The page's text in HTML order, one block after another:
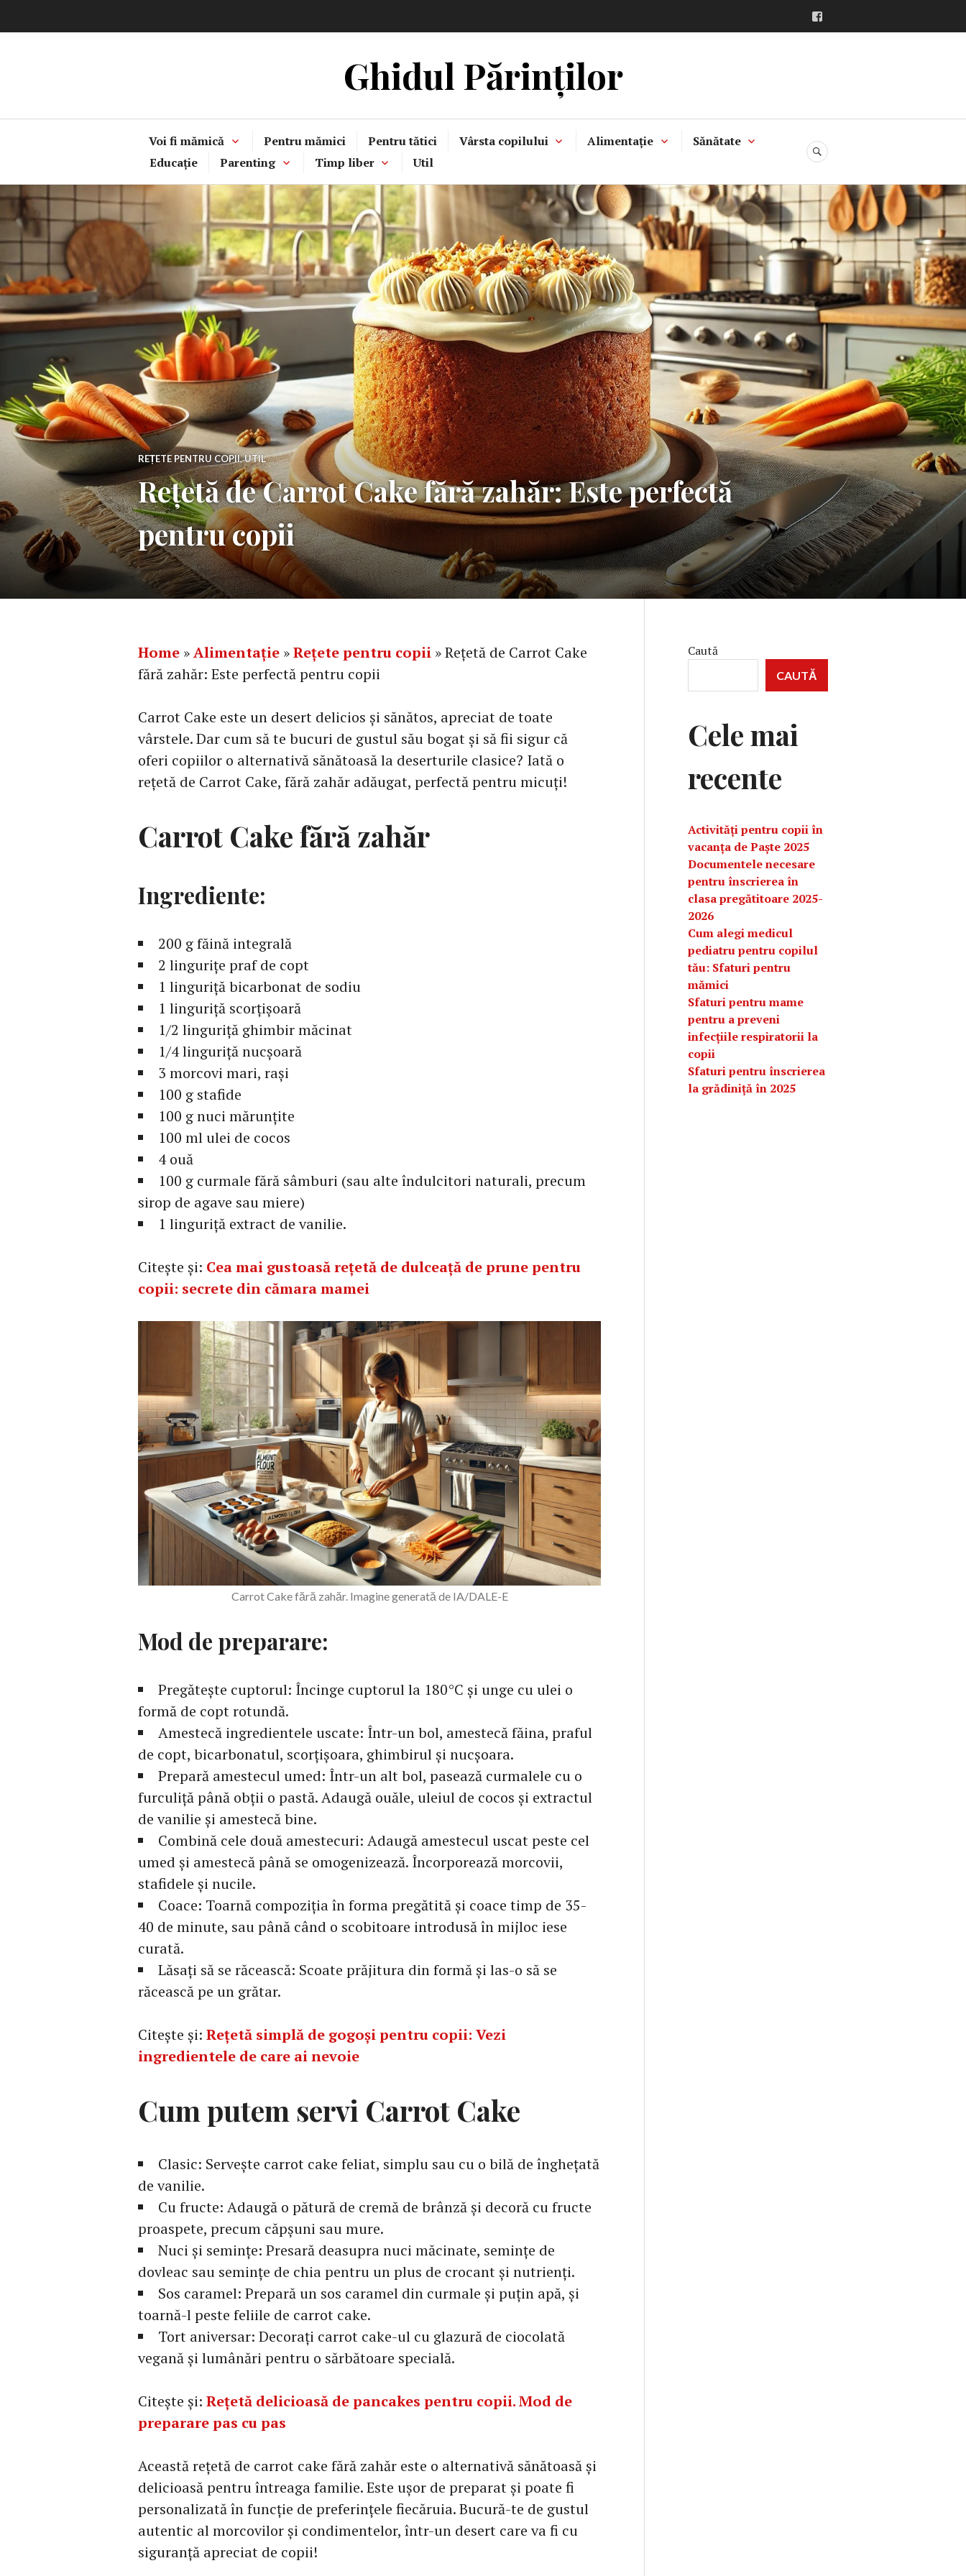
la
Ghidul Părinților
Voi fi mămică Pentru mămici Pentru tătici Vârsta copilului Alimentație
Sănătate
Educație
Parenting Timp liber Util
CĂUTARE
REȚETE PENTRU COPII,UTIL
Rețetă de Carrot Cake fără zahăr: Este perfectă
pentru copii
Home »Alimentație »Rețete pentru copii »Rețetă de Carrot Cake
fără zahăr: Este perfectă pentru copii
Carrot Cake este un desert delicios și sănătos, apreciat de toate
vârstele. Dar cum să te bucuri de gustul său bogat și să fii sigur că
oferi copiilor o alternativă sănătoasă la deserturile clasice? Iată o
rețetă de Carrot Cake, fără zahăr adăugat, perfectă pentru micuți!
Carrot Cake fără zahăr
Ingrediente:
200 g făină integrală
2 lingurițe praf de copt
1 linguriță bicarbonat de sodiu
1 linguriță scorțișoară
1/2 linguriță ghimbir măcinat
1/4 linguriță nucșoară
3 morcovi mari, rași
100 g stafide
100 g nuci mărunțite
100 ml ulei de cocos
4 ouă
100 g curmale fără sâmburi (sau alte îndulcitori naturali, precum
sirop de agave sau miere)
1 linguriță extract de vanilie.
Citește și: Cea mai gustoasă rețetă de dulceață de prune pentru
copii: secrete din cămara mamei
Carrot Cake fără zahăr. Imagine generată de IA/DALE-E
Mod de preparare:
Pregătește cuptorul: Încinge cuptorul la 180°C și unge cu ulei o
formă de copt rotundă.
Amestecă ingredientele uscate: Într-un bol, amestecă făina, praful
de copt, bicarbonatul, scorțișoara, ghimbirul și nucșoara.
Prepară amestecul umed: Într-un alt bol, pasează curmalele cu o
furculiță până obții o pastă. Adaugă ouăle, uleiul de cocos și extractul
de vanilie și amestecă bine.
Combină cele două amestecuri: Adaugă amestecul uscat peste cel
umed și amestecă până se omogenizează. Încorporează morcovii,
stafidele și nucile.
Coace: Toarnă compoziția în forma pregătită și coace timp de 35-
40 de minute, sau până când o scobitoare introdusă în mijloc iese
curată.
Lăsați să se răcească: Scoate prăjitura din formă și las-o să se
răcească pe un grătar.
Citește și: Rețetă simplă de gogoși pentru copii: Vezi
ingredientele de care ai nevoie
Cum putem servi Carrot Cake
Clasic: Servește carrot cake feliat, simplu sau cu o bilă de înghețată
de vanilie.
Cu fructe: Adaugă o pătură de cremă de brânză și decoră cu fructe
proaspete, precum căpșuni sau mure.
Nuci și semințe: Presară deasupra nuci măcinate, semințe de
dovleac sau semințe de chia pentru un plus de crocant și nutrienți.
Sos caramel: Prepară un sos caramel din curmale și puțin apă, și
toarnă-l peste feliile de carrot cake.
Tort aniversar: Decorați carrot cake-ul cu glazură de ciocolată
vegană și lumânări pentru o sărbătoare specială.
Citește și: Rețetă delicioasă de pancakes pentru copii. Mod de
preparare pas cu pas
Această rețetă de carrot cake fără zahăr este o alternativă sănătoasă și
delicioasă pentru întreaga familie. Este ușor de preparat și poate fi
personalizată în funcție de preferințele fiecăruia. Bucură-te de gustul
autentic al morcovilor și condimentelor, într-un desert care va fi cu
siguranță apreciat de copii!
Caută
CAUTĂ
Cele mai
recente
Activități pentru copii în
vacanța de Paște 2025
Documentele necesare
pentru înscrierea în
clasa pregătitoare 2025-
2026
Cum alegi medicul
pediatru pentru copilul
tău: Sfaturi pentru
mămici
Sfaturi pentru mame
pentru a preveni
infecțiile respiratorii la
copii
Sfaturi pentru înscrierea
la grădiniță în 2025